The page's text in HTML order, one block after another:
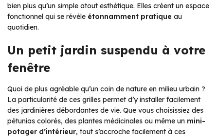
bien plus qu’un simple atout esthétique. Elles créent un espace
fonctionnel qui se révèle étonnamment pratique au
quotidien.
Un petit jardin suspendu à votre
fenêtre
Quoi de plus agréable qu’un coin de nature en milieu urbain ?
La particularité de ces grilles permet d’y installer facilement
des jardinières débordantes de vie. Que vous choisissiez des
pétunias colorés, des plantes médicinales ou même un mini-
potager d’intérieur, tout s’accroche facilement à ces